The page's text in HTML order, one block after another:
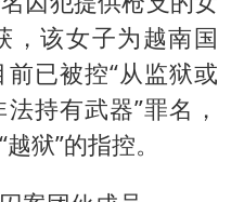
，该女子为越南国
已被控“从监狱或
持有武器”罪名，
狱”的指控。